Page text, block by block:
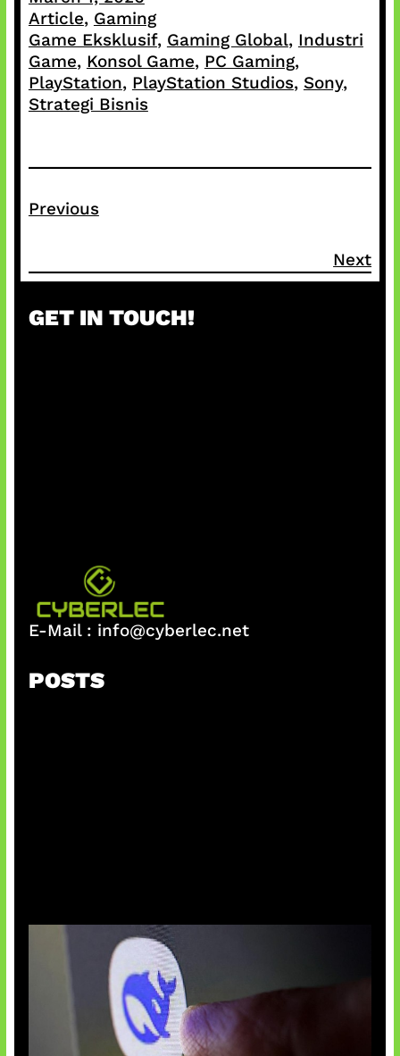
Article, Gaming
Game Eksklusif, Gaming Global, Industri
Game, Konsol Game, PC Gaming ,
PlayStation, PlayStation Studios, Sony ,
Strategi Bisnis
Previous
Next
GET IN TOUCH!
E-Mail : info@cyberlec.net
POSTS